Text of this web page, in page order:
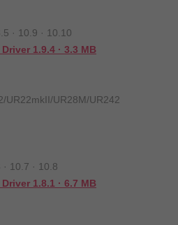
· 10.9 · 10.10
1.9.4 · 3.3 MB
UR22mkII/UR28M/UR242
10.7 · 10.8
1.8.1 · 6.7 MB